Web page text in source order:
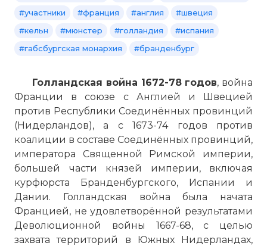
#участники
#франция #англия
#швеция
#кельн
#мюнстер #голландия
#испания
#габсбургская монархия
#бранденбург
Голландская война 1672-78 годов, война
Франции в союзе с Англией и Швецией
против Республики Соединённых провинций
(Нидерландов), а с 1673-74 годов против
коалиции в составе Соединённых провинций,
императора Священной Римской империи,
большей части князей империи, включая
курфюрста Бранденбургского, Испании и
Дании. Голландская война была начата
Францией, не удовлетворённой результатами
Деволюционной войны 1667-68, с целью
захвата территорий в Южных Нидерландах,